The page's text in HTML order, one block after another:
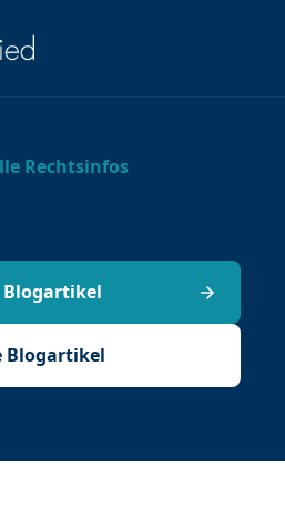
Rechtsinfos
Blogartikel
Blogartikel